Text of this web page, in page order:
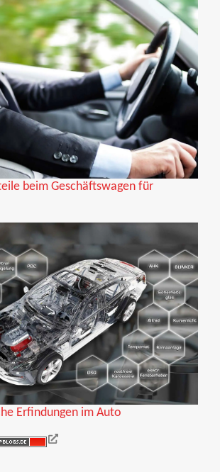
beim Geschäftswagen für
Erfindungen im Auto